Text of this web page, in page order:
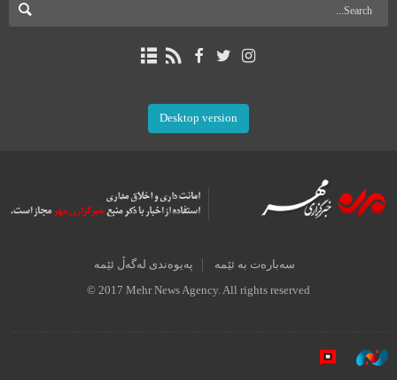
Desktop version
سەبارەت بە ئێمە پەیوەندی لەگەڵ ئێمە
© 2017 Mehr News Agency. All rights reserved